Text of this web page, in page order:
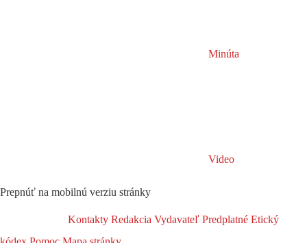
Minúta
Video
Prepnúť na mobilnú verziu stránky
Kontakty Redakcia Vydavateľ Predplatné Etický